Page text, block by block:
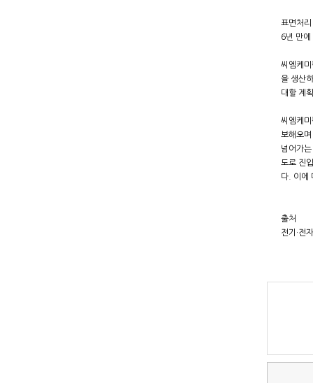
표면처
6년 만
씨엠케
을 생산
대할 계
씨엠케
보해오
넘어가
도로 진
다. 이에
출처
전기·전